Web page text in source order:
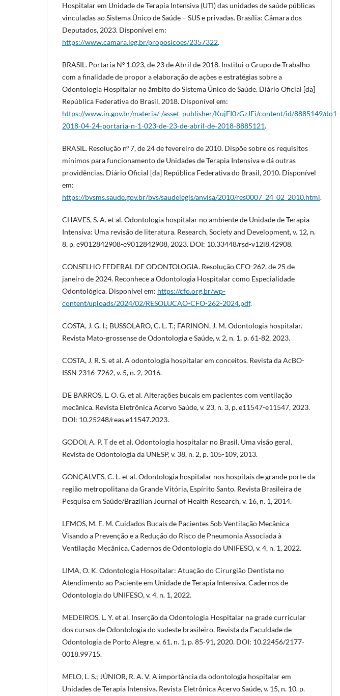
Hospitalar em Unidade de Terapia Intensiva (UTI) das unidades de saúde públicas
vinculadas ao Sistema Único de Saúde – SUS e privadas. Brasília: Câmara dos
Deputados, 2023. Disponível em:
https://www.camara.leg.br/proposicoes/2357322.
BRASIL. Portaria Nº 1.023, de 23 de Abril de 2018. Institui o Grupo de Trabalho
com a finalidade de propor a elaboração de ações e estratégias sobre a
Odontologia Hospitalar no âmbito do Sistema Único de Saúde. Diário Oficial [da]
República Federativa do Brasil, 2018. Disponível em:
https://www.in.gov.br/materia/-/asset_publisher/KujEI0zGzJFi/content/id/8885149/do1-
2018-04-24-portaria-n-1-023-de-23-de-abril-de-2018-8885121.
BRASIL. Resolução nº 7, de 24 de fevereiro de 2010. Dispõe sobre os requisitos
mínimos para funcionamento de Unidades de Terapia Intensiva e dá outras
providências. Diário Oficial [da] República Federativa do Brasil, 2010. Disponível
em:
https://bvsms.saude.gov.br/bvs/saudelegis/anvisa/2010/res0007_24_02_2010.html.
CHAVES, S. A. et al. Odontologia hospitalar no ambiente de Unidade de Terapia
Intensiva: Uma revisão de literatura. Research, Society and Development, v. 12, n.
8, p. e9012842908-e9012842908, 2023. DOI: 10.33448/rsd-v12i8.42908.
CONSELHO FEDERAL DE ODONTOLOGIA. Resolução CFO-262, de 25 de
janeiro de 2024. Reconhece a Odontologia Hospitalar como Especialidade
Odontológica. Disponível em: https://cfo.org.br/wp-
content/uploads/2024/02/RESOLUCAO-CFO-262-2024.pdf.
COSTA, J. G. I.; BUSSOLARO, C. L. T.; FARINON, J. M. Odontologia hospitalar.
Revista Mato-grossense de Odontologia e Saúde, v. 2, n. 1, p. 61-82, 2023.
COSTA, J. R. S. et al. A odontologia hospitalar em conceitos. Revista da AcBO-
ISSN 2316-7262, v. 5, n. 2, 2016.
DE BARROS, L. O. G. et al. Alterações bucais em pacientes com ventilação
mecânica. Revista Eletrônica Acervo Saúde, v. 23, n. 3, p. e11547-e11547, 2023.
DOI: 10.25248/reas.e11547.2023.
GODOI, A. P. T de et al. Odontologia hospitalar no Brasil. Uma visão geral.
Revista de Odontologia da UNESP, v. 38, n. 2, p. 105-109, 2013.
GONÇALVES, C. L. et al. Odontologia hospitalar nos hospitais de grande porte da
região metropolitana da Grande Vitória, Espírito Santo. Revista Brasileira de
Pesquisa em Saúde/Brazilian Journal of Health Research, v. 16, n. 1, 2014.
LEMOS, M. E. M. Cuidados Bucais de Pacientes Sob Ventilação Mecânica
Visando a Prevenção e a Redução do Risco de Pneumonia Associada à
Ventilação Mecânica. Cadernos de Odontologia do UNIFESO, v. 4, n. 1, 2022.
LIMA, O. K. Odontologia Hospitalar: Atuação do Cirurgião Dentista no
Atendimento ao Paciente em Unidade de Terapia Intensiva. Cadernos de
Odontologia do UNIFESO, v. 4, n. 1, 2022.
MEDEIROS, L. Y. et al. Inserção da Odontologia Hospitalar na grade curricular
dos cursos de Odontologia do sudeste brasileiro. Revista da Faculdade de
Odontologia de Porto Alegre, v. 61, n. 1, p. 85-91, 2020. DOI: 10.22456/2177-
0018.99715.
MELO, L. S.; JÚNIOR, R. A. V. A importância da odontologia hospitalar em
Unidades de Terapia Intensiva. Revista Eletrônica Acervo Saúde, v. 15, n. 10, p.